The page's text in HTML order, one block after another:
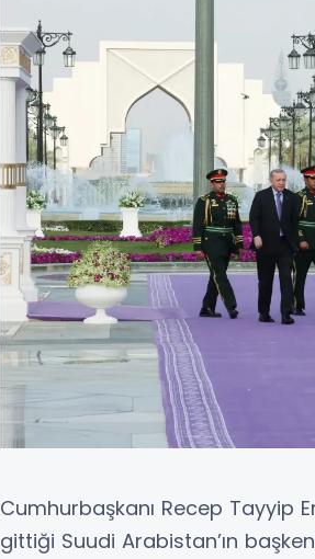
Cumhurbaşkanı Recep Tayyip
gittiği Suudi Arabistan’ın